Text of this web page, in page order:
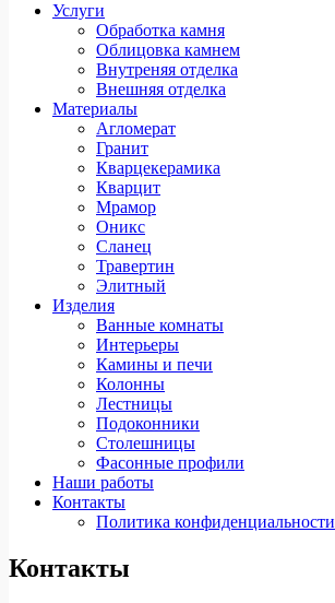
Услуги
Обработка камня
Облицовка камнем
Внутреняя отделка
Внешняя отделка
Материалы
Агломерат
Гранит
Кварцекерамика
Кварцит
Мрамор
Оникс
Сланец
Травертин
Элитный
Изделия
Ванные комнаты
Интерьеры
Камины и печи
Колонны
Лестницы
Подоконники
Столешницы
Фасонные профили
Наши работы
Контакты
Политика конфиденциальности
Контакты